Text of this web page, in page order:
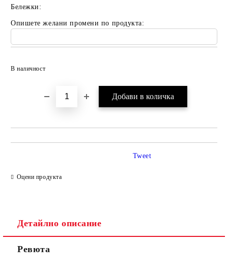
Бележки:
Опишете желани промени по продукта:
В наличност
Оцени продукта
Tweet
Детайлно описание
Ревюта